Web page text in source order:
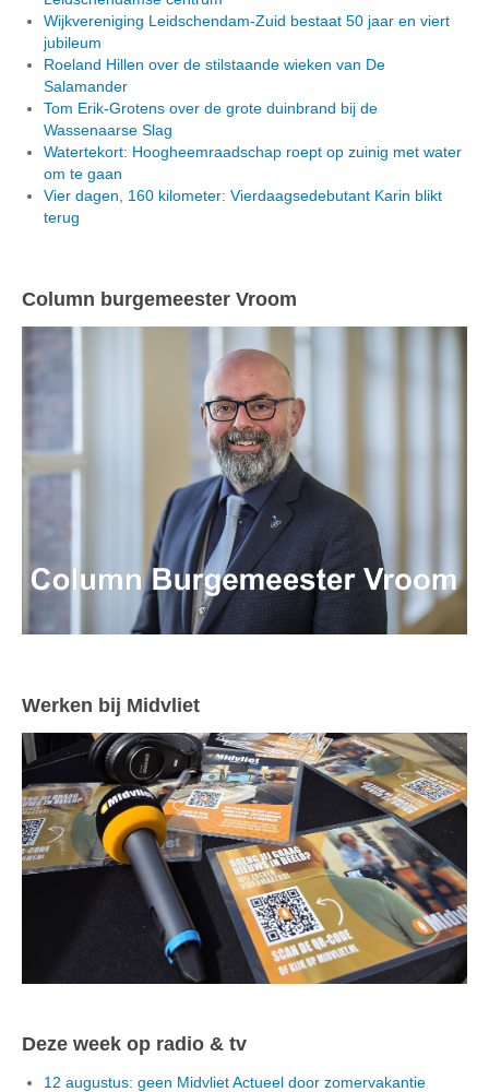
Wijkvereniging Leidschendam-Zuid bestaat 50 jaar en viert
jubileum
Roeland Hillen over de stilstaande wieken van De
Salamander
Tom Erik-Grotens over de grote duinbrand bij de
Wassenaarse Slag
Watertekort: Hoogheemraadschap roept op zuinig met water
om te gaan
Vier dagen, 160 kilometer: Vierdaagsedebutant Karin blikt
terug
Column burgemeester Vroom
Werken bij Midvliet
Deze week op radio & tv
12 augustus: geen Midvliet Actueel door zomervakantie